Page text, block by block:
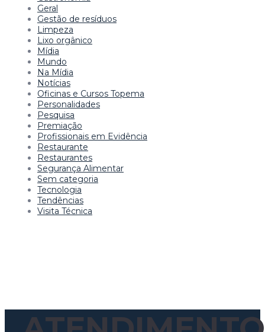
Geral
Gestão de resíduos
Limpeza
Lixo orgânico
Mídia
Mundo
Na Mídia
Notícias
Oficinas e Cursos Topema
Personalidades
Pesquisa
Premiação
Profissionais em Evidência
Restaurante
Restaurantes
Segurança Alimentar
Sem categoria
Tecnologia
Tendências
Visita Técnica